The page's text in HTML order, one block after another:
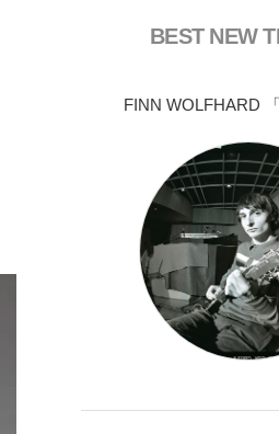
BEST NEW
FINN WOLFHARD